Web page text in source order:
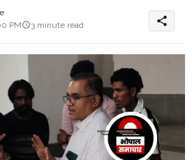
PM
3 minute read share